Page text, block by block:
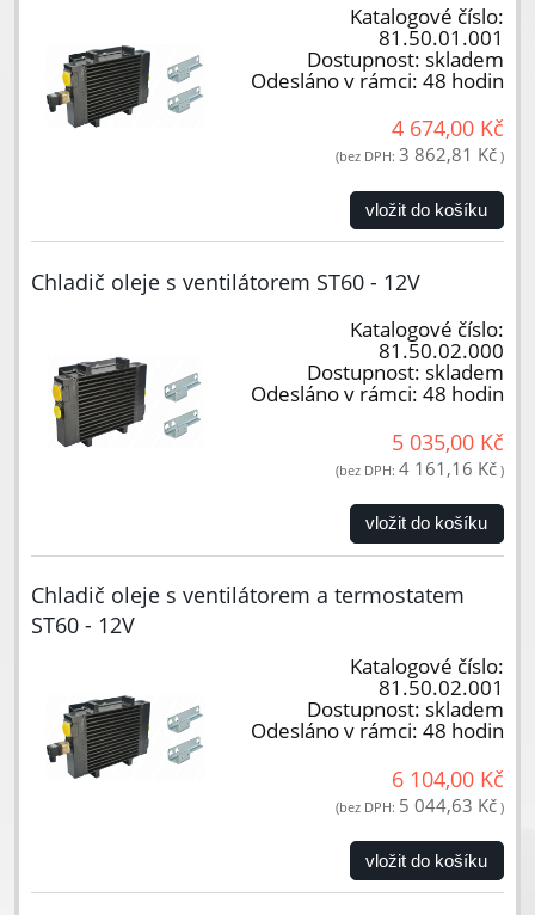
Katalogové číslo:
81.50.01.001
Dostupnost: skladem
Odesláno v rámci: 48 hodin
4 674,00 Kč
(bez DPH: 3 862,81 Kč )
vložit do košíku
Chladič oleje s ventilátorem ST60 - 12V
Katalogové číslo:
81.50.02.000
Dostupnost: skladem
Odesláno v rámci: 48 hodin
5 035,00 Kč
(bez DPH: 4 161,16 Kč )
vložit do košíku
Chladič oleje s ventilátorem a termostatem
ST60 - 12V
Katalogové číslo:
81.50.02.001
Dostupnost: skladem
Odesláno v rámci: 48 hodin
6 104,00 Kč
(bez DPH: 5 044,63 Kč )
vložit do košíku